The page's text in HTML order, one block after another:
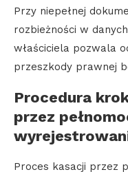
Przy niepełnej
rozbieżności w
właściciela pozwala
przeszkody prawnej
Procedura
przez
Proces kasacji przez